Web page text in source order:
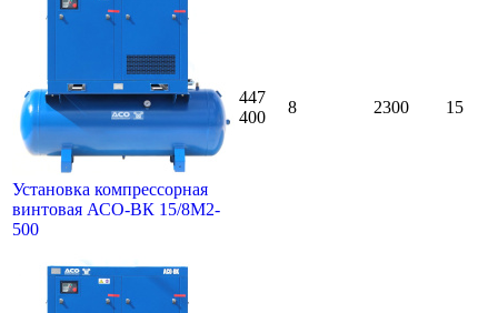
Установка компрессорная
винтовая АСО-ВК 15/8М2-
500
447
400
8 2300 15